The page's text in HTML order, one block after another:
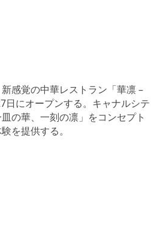
感覚の中華レストラン「華凛 –
日にオープンする。キャナルシテ
の華、一刻の凛」をコンセプト
を提供する。